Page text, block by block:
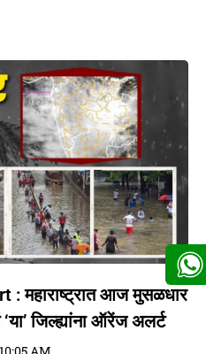
महाराष्ट्रात आज मुसळधार
जिल्ह्यांना ऑरेंज अलर्ट